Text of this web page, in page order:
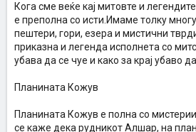
Кога сме веќе кај митовте и
е преполна со исти.Имаме толку
пештери, гори, езера и мистични
приказна и легенда исполнета со
убава да се чуе и како за крај убаво
Планината Кожув
Планината Кожув е полна со
се каже дека рудникот Алшар, на